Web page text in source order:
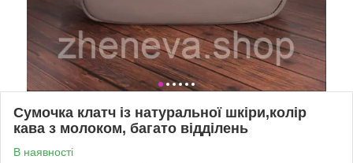
Сумочка клатч із натуральної шкіри,колір
кава з молоком, багато відділень
В наявності